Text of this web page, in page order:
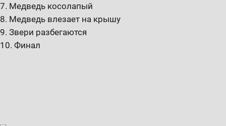
7. Медведь косолапый
8. Медведь влезает на крышу
9. Звери разбегаются
10. Финал